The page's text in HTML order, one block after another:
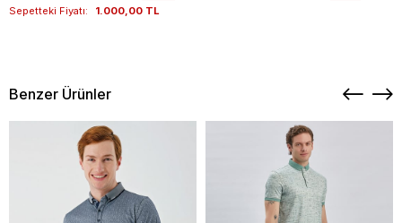
Sepetteki Fiyatı: 1.000,00 TL
Benzer Ürünler